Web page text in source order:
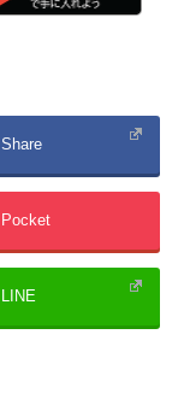
Share
Pocket
LINE